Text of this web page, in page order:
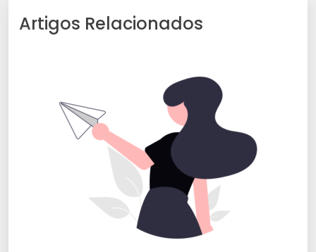
Artigos Relacionados